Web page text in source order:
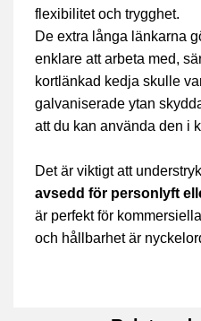
flexibilitet och trygghet.
De extra långa länkarna
enklare att arbeta med,
kortlänkad kedja skulle
galvaniserade ytan
att du kan använda den i
Det är viktigt att
avsedd för personlyft
är perfekt för
och hållbarhet är